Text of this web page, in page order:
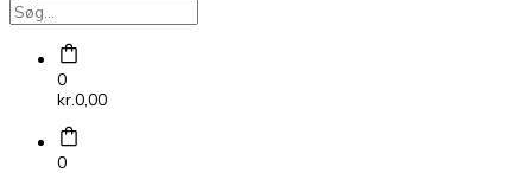
0
kr.0,00
0